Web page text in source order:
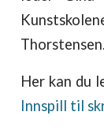
Her kan du
Innspill til